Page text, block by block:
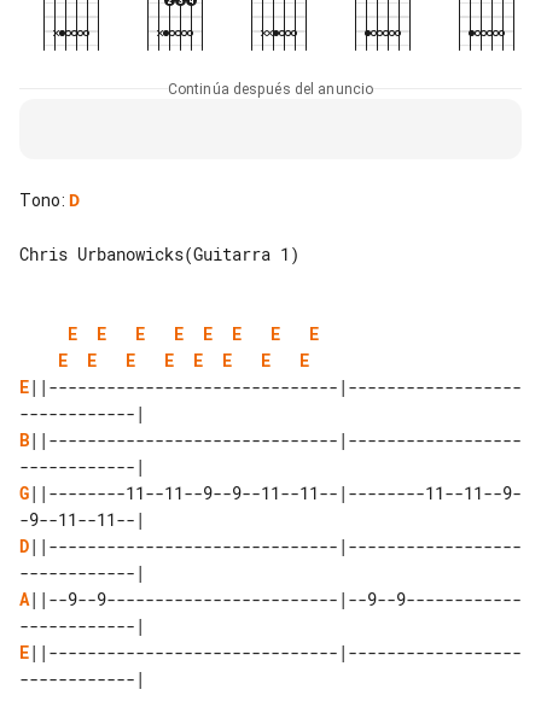
Continúa después del anuncio
Tono: D
Chris Urbanowicks(Guitarra 1)
E E E E E E E
E
E
E E E E E E
E
E||------------------------------|------------------
B||------------------------------|------------------
G||--------11--11--9--9--11--11--|--------11--11--9-
D||------------------------------|------------------
A||--9--9------------------------|--9--9------------
E||------------------------------|------------------
------------|